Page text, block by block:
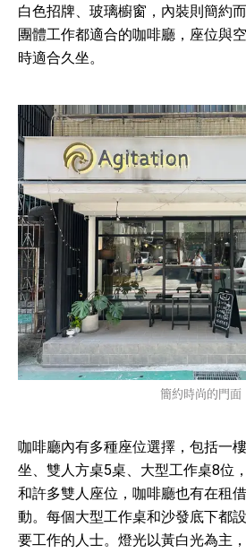
白色招牌、玻璃櫥窗，內裝則簡約
團體工作都適合的咖啡廳，座位與
時適合久坐。
簡約時尚的門面
咖啡廳內有多種座位選擇，包括一
坐、雙人方桌5桌、大型工作桌8位
和許多雙人座位，咖啡廳也有在租
動。每個大型工作桌和沙發底下都
要工作的人士。燈光以黃白光為主